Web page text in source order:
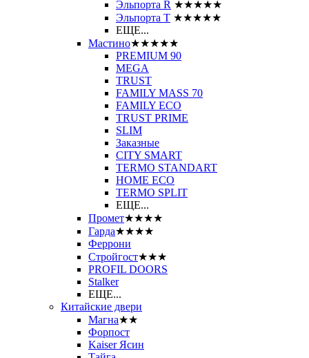
Эльпорта R ★★★★★
Эльпорта Т ★★★★★
ЕЩЕ...
Мастино★★★★★
PREMIUM 90
MEGA
TRUST
FAMILY MASS 70
FAMILY ECO
TRUST PRIME
SLIM
Заказные
CITY SMART
TERMO STANDART
HOME ECO
ТЕRМО SPLIT
ЕЩЕ...
Промет★★★★
Гарда★★★★
Феррони
Стройгост★★★
PROFIL DOORS
Stalker
ЕЩЕ...
Китайские двери
Магна★★
Форпост
Kaiser Ясин